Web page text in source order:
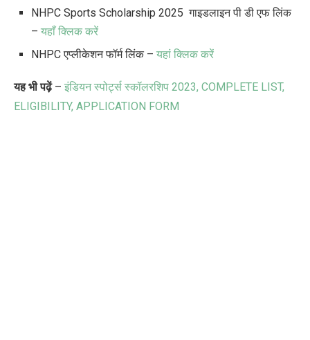
NHPC Sports Scholarship 2025 गाइडलाइन पी डी एफ लिंक
– यहाँ क्लिक करें
NHPC एप्लीकेशन फॉर्म लिंक – यहां क्लिक करें
यह भी पढ़ें– इंडियन स्पोर्ट्स स्कॉलरशिप 2023, COMPLETE LIST,
ELIGIBILITY, APPLICATION FORM